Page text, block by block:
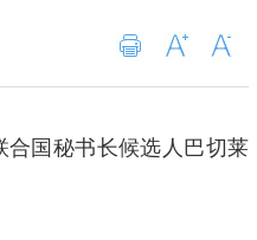
国秘书长候选人巴切莱